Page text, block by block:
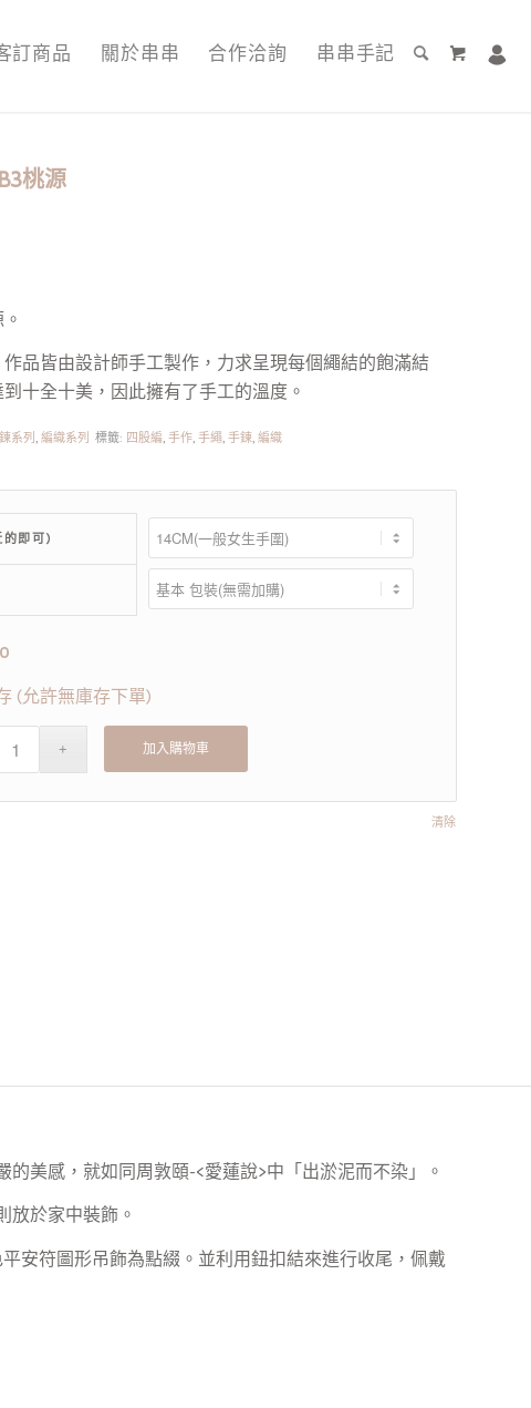
訂商品 關於串串 合作洽詢 串串手記
桃源
品皆由設計師手工製作，力求呈現每個繩結的飽滿結
十全十美，因此擁有了手工的溫度。
系列,編織系列 標籤: 四股編,手作,手繩,手鍊,編織
的即可)
清除
(允許無庫存下單)
加入購物車
美感，就如同周敦頤-<愛蓮說>中「出淤泥而不染」。
放於家中裝飾。
安符圖形吊飾為點綴。並利用鈕扣結來進行收尾，佩戴